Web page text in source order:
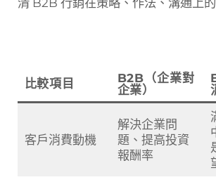
比較項目
B2B（企業對
企業）
客戶消費動機
解決企業問
題、提高投資
報酬率